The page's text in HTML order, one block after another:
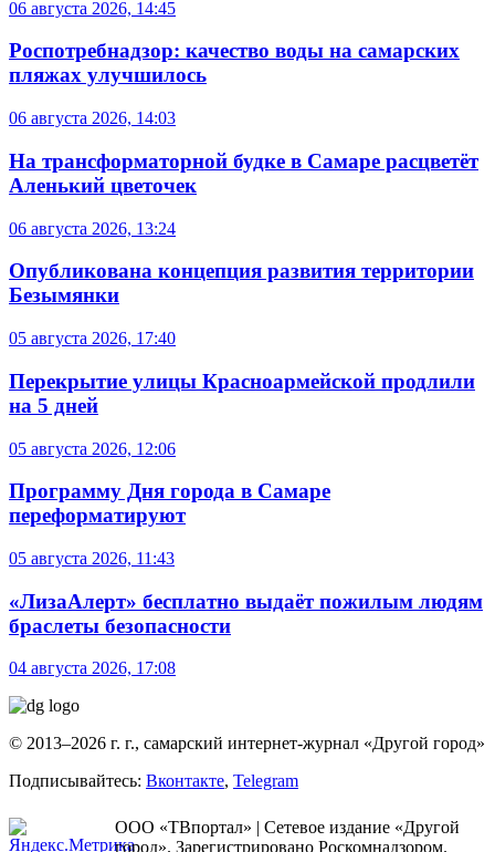
06 августа 2026, 14:45
Роспотребнадзор: качество воды на самарских
пляжах улучшилось
06 августа 2026, 14:03
На трансформаторной будке в Самаре расцветёт
Аленький цветочек
06 августа 2026, 13:24
Опубликована концепция развития территории
Безымянки
05 августа 2026, 17:40
Перекрытие улицы Красноармейской продлили
на 5 дней
05 августа 2026, 12:06
Программу Дня города в Самаре
переформатируют
05 августа 2026, 11:43
«ЛизаАлерт» бесплатно выдаёт пожилым людям
браслеты безопасности
04 августа 2026, 17:08
© 2013–2026 г. г., самарский интернет-журнал «Другой город»
Подписывайтесь: Вконтакте, Telegram
ООО «ТВпортал» | Сетевое издание «Другой
город». Зарегистрировано Роскомнадзором.